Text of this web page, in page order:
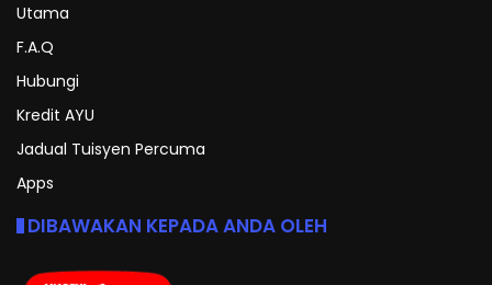
Utama
F.A.Q
Hubungi
Kredit AYU
Jadual Tuisyen Percuma
Apps
DIBAWAKAN KEPADA ANDA OLEH